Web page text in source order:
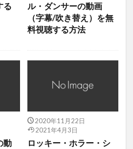
る
ル・ダンサーの動画
（字幕/吹き替え）を無
料視聴する方法
動
2020年11月22日
2021年4月3日
ロッキー・ホラー・シ